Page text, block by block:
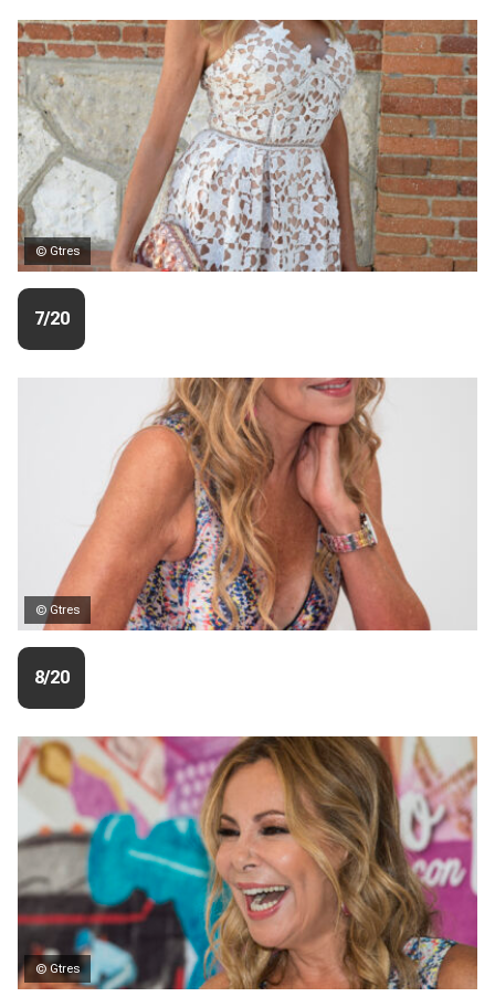
© Gtres
7/20
© Gtres
8/20
© Gtres